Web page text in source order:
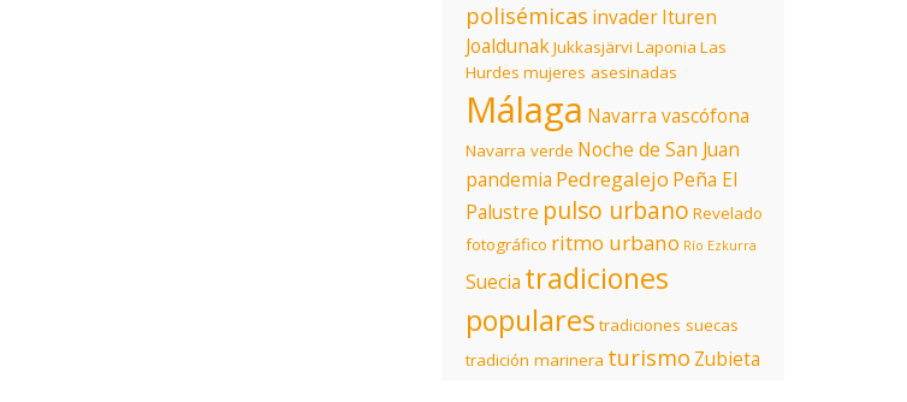
polisémicas invaderIturen
JoaldunakJukkasjärvi Laponia Las
Hurdes mujeres asesinadas
Málaga Navarra vascófona
Navarra verde Noche de San Juan
pandemia Pedregalejo Peña El
Palustre pulso urbano Revelado
fotográfico ritmo urbano Río Ezkurra
Suecia tradiciones
populares tradiciones suecas
tradición marinera turismo Zubieta